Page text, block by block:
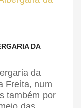
DA
da
Freita, num
também por